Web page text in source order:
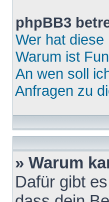
phpBB3
Wer hat
Warum ist
An wen soll
Anfragen zu
» Warum
Dafür gibt